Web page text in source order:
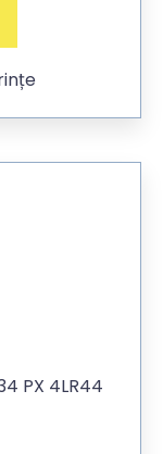
PX 4LR44